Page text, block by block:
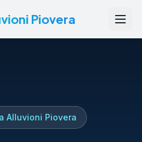
Piovera
Alluvioni Piovera